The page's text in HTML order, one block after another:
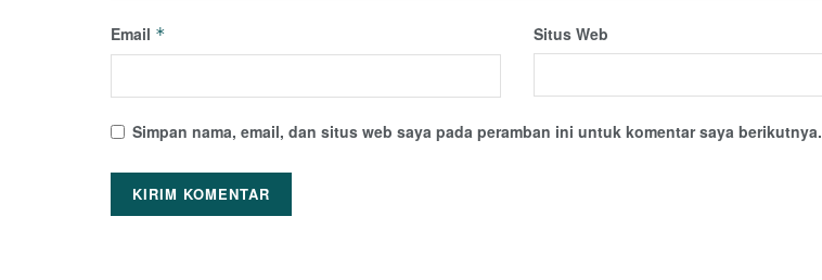
Email * Situs Web
Simpan nama, email, dan situs web saya pada peramban ini untuk komentar saya berikutnya.